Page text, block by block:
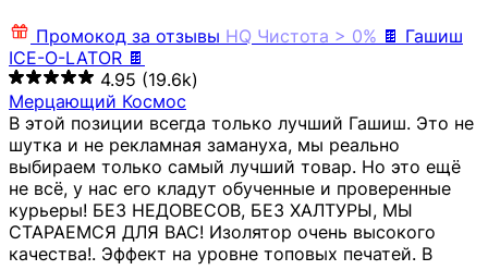
Промокод за отзывы HQ Чистота > 0% 🍫 Гашиш
ICE-O-LATOR 🍫
4.95 (19.6k)
Мерцающий Космос
В этой позиции всегда только лучший Гашиш. Это не
шутка и не рекламная замануха, мы реально
выбираем только самый лучший товар. Но это ещё
не всё, у нас его кладут обученные и проверенные
курьеры! БЕЗ НЕДОВЕСОВ, БЕЗ ХАЛТУРЫ, МЫ
СТАРАЕМСЯ ДЛЯ ВАС! Изолятор очень высокого
качества!. Эффект на уровне топовых печатей. В